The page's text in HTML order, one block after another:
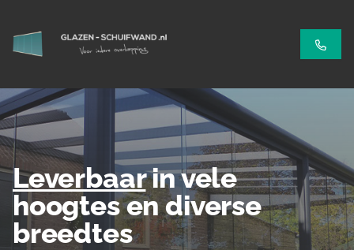
Leverbaarin vele
hoogtes en diverse
breedtes